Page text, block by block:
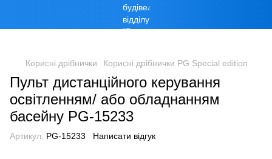
Корисні дрібнички Корисні дрібнички PG Special edition
Пульт дистанційного керування
освітленням/ або обладнанням
басейну PG-15233
Артикул: PG-15233 Написати відгук